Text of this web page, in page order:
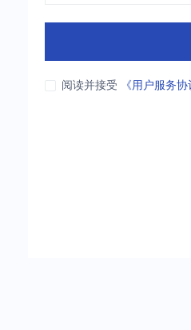
阅读并接受 《用户服务协